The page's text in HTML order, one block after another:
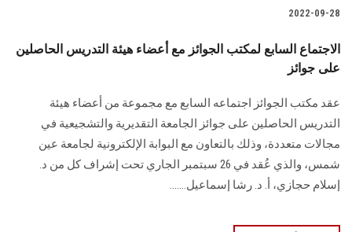
2022-09-28
الاجتماع السابع لمكتب الجوائز مع أعضاء هيئة التدريس الحاصلين
على جوائز
عقد مكتب الجوائز اجتماعه السابع مع مجموعة من أعضاء هيئة
التدريس الحاصلين على جوائز الجامعة التقديرية والتشجيعية في
مجالات متعددة، وذلك بالتعاون مع البوابة الإلكترونية لجامعة عين
شمس، والذي عُقد في 26 سبتمبر الجاري تحت إشراف كل من د.
إسلام حجازي، أ. د. رشا إسماعيل.......